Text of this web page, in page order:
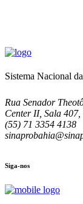
Sistema Nacional
Rua Senador
Center II, Sala
(55) 71 3354 4138
Siga-nos